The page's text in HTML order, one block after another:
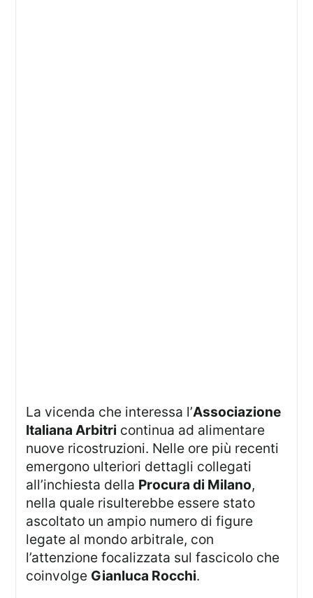
La vicenda che interessa l’Associazione
Italiana Arbitri continua ad alimentare
nuove ricostruzioni. Nelle ore più recenti
emergono ulteriori dettagli collegati
all’inchiesta della Procura di Milano,
nella quale risulterebbe essere stato
ascoltato un ampio numero di figure
legate al mondo arbitrale, con
l’attenzione focalizzata sul fascicolo che
coinvolge Gianluca Rocchi.